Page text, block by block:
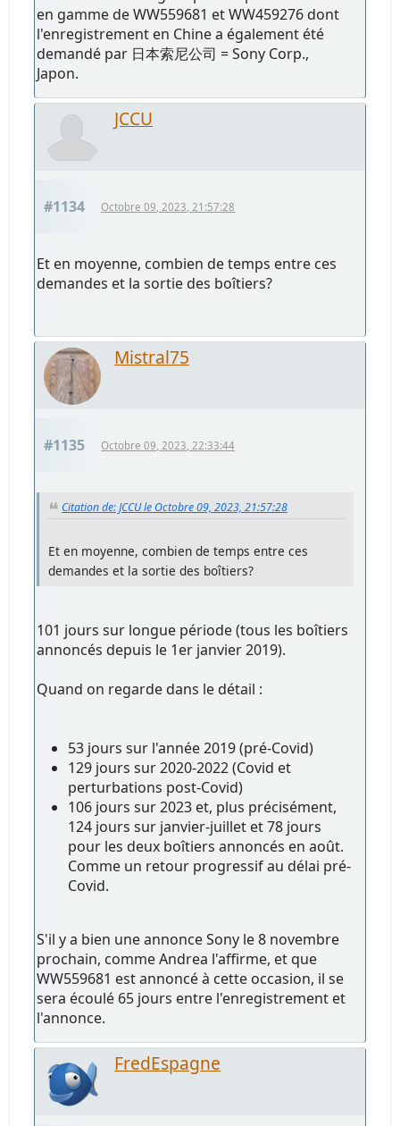
en gamme de WW559681 et WW459276 dont
l'enregistrement en Chine a également été
demandé par 日本索尼公司 = Sony Corp.,
Japon.
JCCU
#1134 Octobre 09, 2023, 21:57:28
Et en moyenne, combien de temps entre ces
demandes et la sortie des boîtiers?
Mistral75
#1135 Octobre 09, 2023, 22:33:44
Citation de: JCCU le Octobre 09, 2023, 21:57:28
Et en moyenne, combien de temps entre ces
demandes et la sortie des boîtiers?
101 jours sur longue période (tous les boîtiers
annoncés depuis le 1er janvier 2019).
Quand on regarde dans le détail :
53 jours sur l'année 2019 (pré-Covid)
129 jours sur 2020-2022 (Covid et
perturbations post-Covid)
106 jours sur 2023 et, plus précisément,
124 jours sur janvier-juillet et 78 jours
pour les deux boîtiers annoncés en août.
Comme un retour progressif au délai pré-
Covid.
S'il y a bien une annonce Sony le 8 novembre
prochain, comme Andrea l'affirme, et que
WW559681 est annoncé à cette occasion, il se
sera écoulé 65 jours entre l'enregistrement et
l'annonce.
FredEspagne